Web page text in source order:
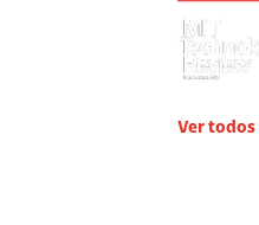
Ver todos